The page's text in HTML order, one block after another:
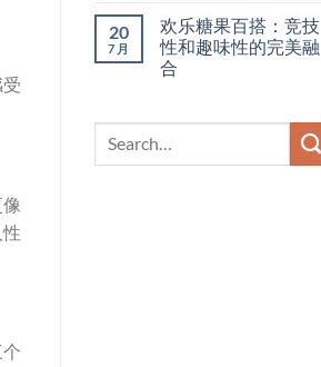
20
7 月
欢乐糖果百搭：竞技
性和趣味性的完美融
合